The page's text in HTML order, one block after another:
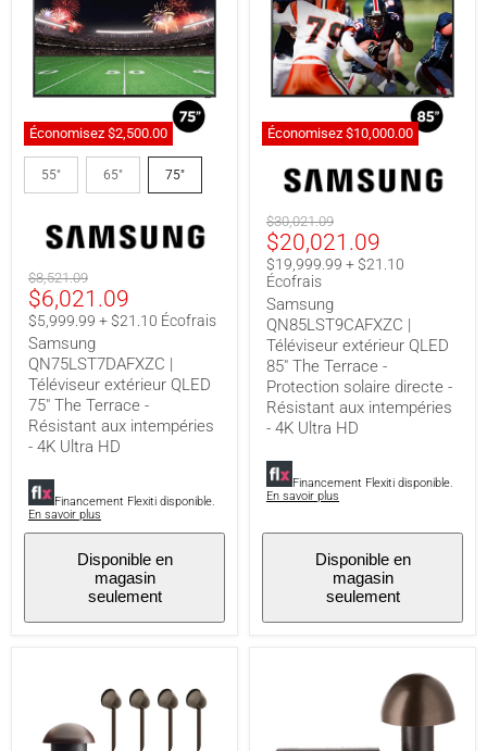
Économisez $2,500.00
Samsung
QN75LST7DAFXZC
extérieur
QLED
The
Terrace
Résistant
aux
intempéries
4K
Ultra
HD
55" 65" 75"
Prix
original
$8,521.09
Prix
actuel
$6,021.09
$5,999.99 + $21.10 Écofrais
Samsung
QN75LST7DAFXZC |
Téléviseur extérieur QLED
75" The Terrace -
Résistant aux intempéries
- 4K Ultra HD
Financement Flexiti disponible.
En savoir plus
Disponible en
magasin
seulement
Économisez $10,000.00
QN85LST9CAFXZC
extérieur
QLED
85"
The
Terrace
Protection
solaire
directe
Résistant
aux
intempéries
4K
Ultra
HD
Prix
original
$30,021.09
Prix
actuel
$20,021.09
$19,999.99 + $21.10
Écofrais
Samsung
QN85LST9CAFXZC |
Téléviseur extérieur QLED
85" The Terrace -
Protection solaire directe -
Résistant aux intempéries
- 4K Ultra HD
Financement Flexiti disponible.
En savoir plus
Disponible en
magasin
seulement